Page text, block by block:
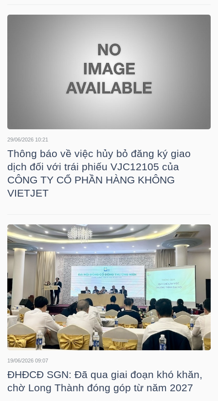
29/06/2026 10:21
Thông báo về việc hủy bỏ đăng ký giao
dịch đối với trái phiếu VJC12105 của
CÔNG TY CỔ PHẦN HÀNG KHÔNG
VIETJET
19/06/2026 09:07
ĐHĐCĐ SGN: Đã qua giai đoạn khó khăn,
chờ Long Thành đóng góp từ năm 2027
BẤT
ĐỘNG
SẢN
Mã
khoán
(-)
Tất cả Cổ phiếu Chỉ số Chứng chỉ quỹ
Lãnh
đạo
(-)
Tất cả Người nội bộ Người liên quan Cổ đông lớn
Tin
tức
(-)